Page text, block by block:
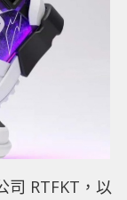
司 RTFKT，以